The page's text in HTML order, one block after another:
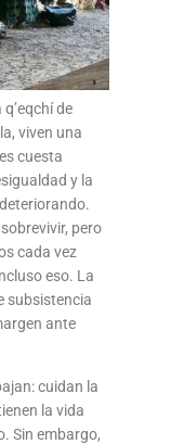
de
viven una
cuesta
y la
pero
cada vez
eso. La
subsistencia
ante
cuidan la
la vida
Sin embargo,